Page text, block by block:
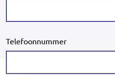
Telefoonnummer